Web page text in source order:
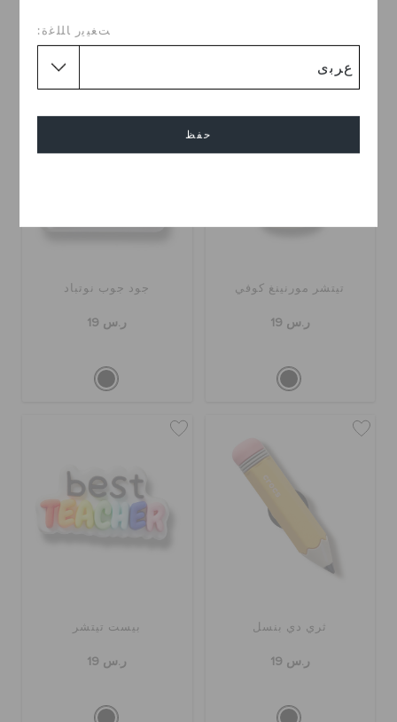
ﺖﻐﻴﻳﺭ ﺎﻠﻠﻏﺓ:
حفظ
تيتشر مورنينغ كوفي
ر.س 19
جود جوب نوتباد
ر.س 19
ثري دي بنسل
ر.س 19
بيست تيتشر
ر.س 19